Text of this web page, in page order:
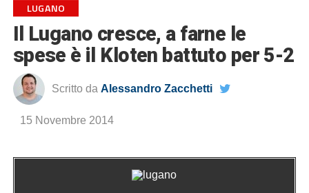
LUGANO
Il Lugano cresce, a farne le
spese è il Kloten battuto per 5-2
Scritto da Alessandro Zacchetti
15 Novembre 2014